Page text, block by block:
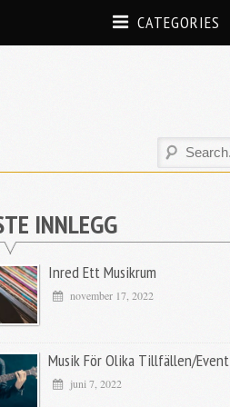
CATEGORIES
INNLEGG
Inred Ett Musikrum
november 17, 2022
Musik För Olika Tillfällen/event
juni 7, 2022